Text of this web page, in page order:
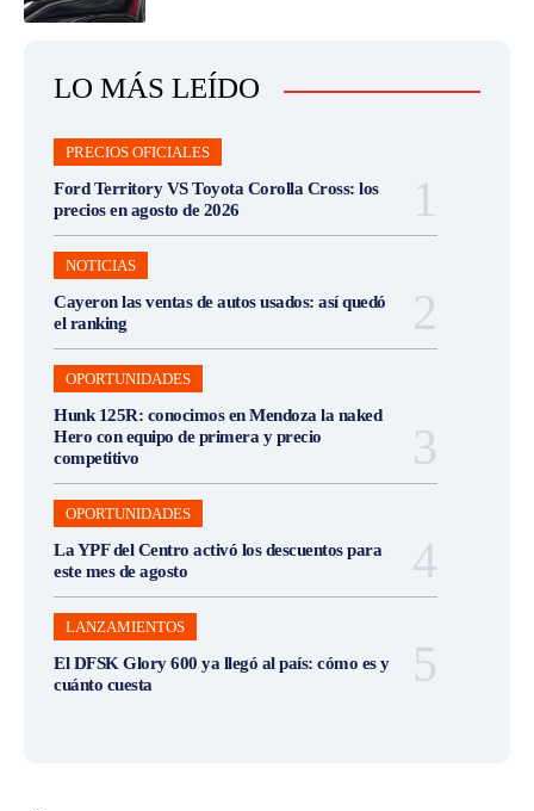
LO MÁS LEÍDO
PRECIOS OFICIALES
Ford Territory VS Toyota Corolla Cross: los
precios en agosto de 2026
NOTICIAS
Cayeron las ventas de autos usados: así quedó
el ranking
OPORTUNIDADES
Hunk 125R: conocimos en Mendoza la naked
Hero con equipo de primera y precio
competitivo
OPORTUNIDADES
La YPF del Centro activó los descuentos para
este mes de agosto
LANZAMIENTOS
El DFSK Glory 600 ya llegó al país: cómo es y
cuánto cuesta